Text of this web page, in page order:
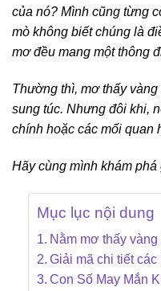
của nó? Mình cũng từng
mò không biết chúng là
mơ đều mang một thông
Thường thì, mơ thấy
sung túc. Nhưng đôi khi,
chính hoặc các mối quan
Hãy cùng mình khám
Mục lục nội dung
Nằm mơ thấy
Giải mã chi tiết
Con Số May Mắn